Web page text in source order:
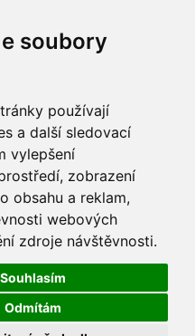
soubory
používají
a další sledovací
vylepšení
zobrazení
obsahu a reklam,
webových
zdroje návštěvnosti.
Souhlasím
Odmítám
|Zásady zpracování
osobních údajů